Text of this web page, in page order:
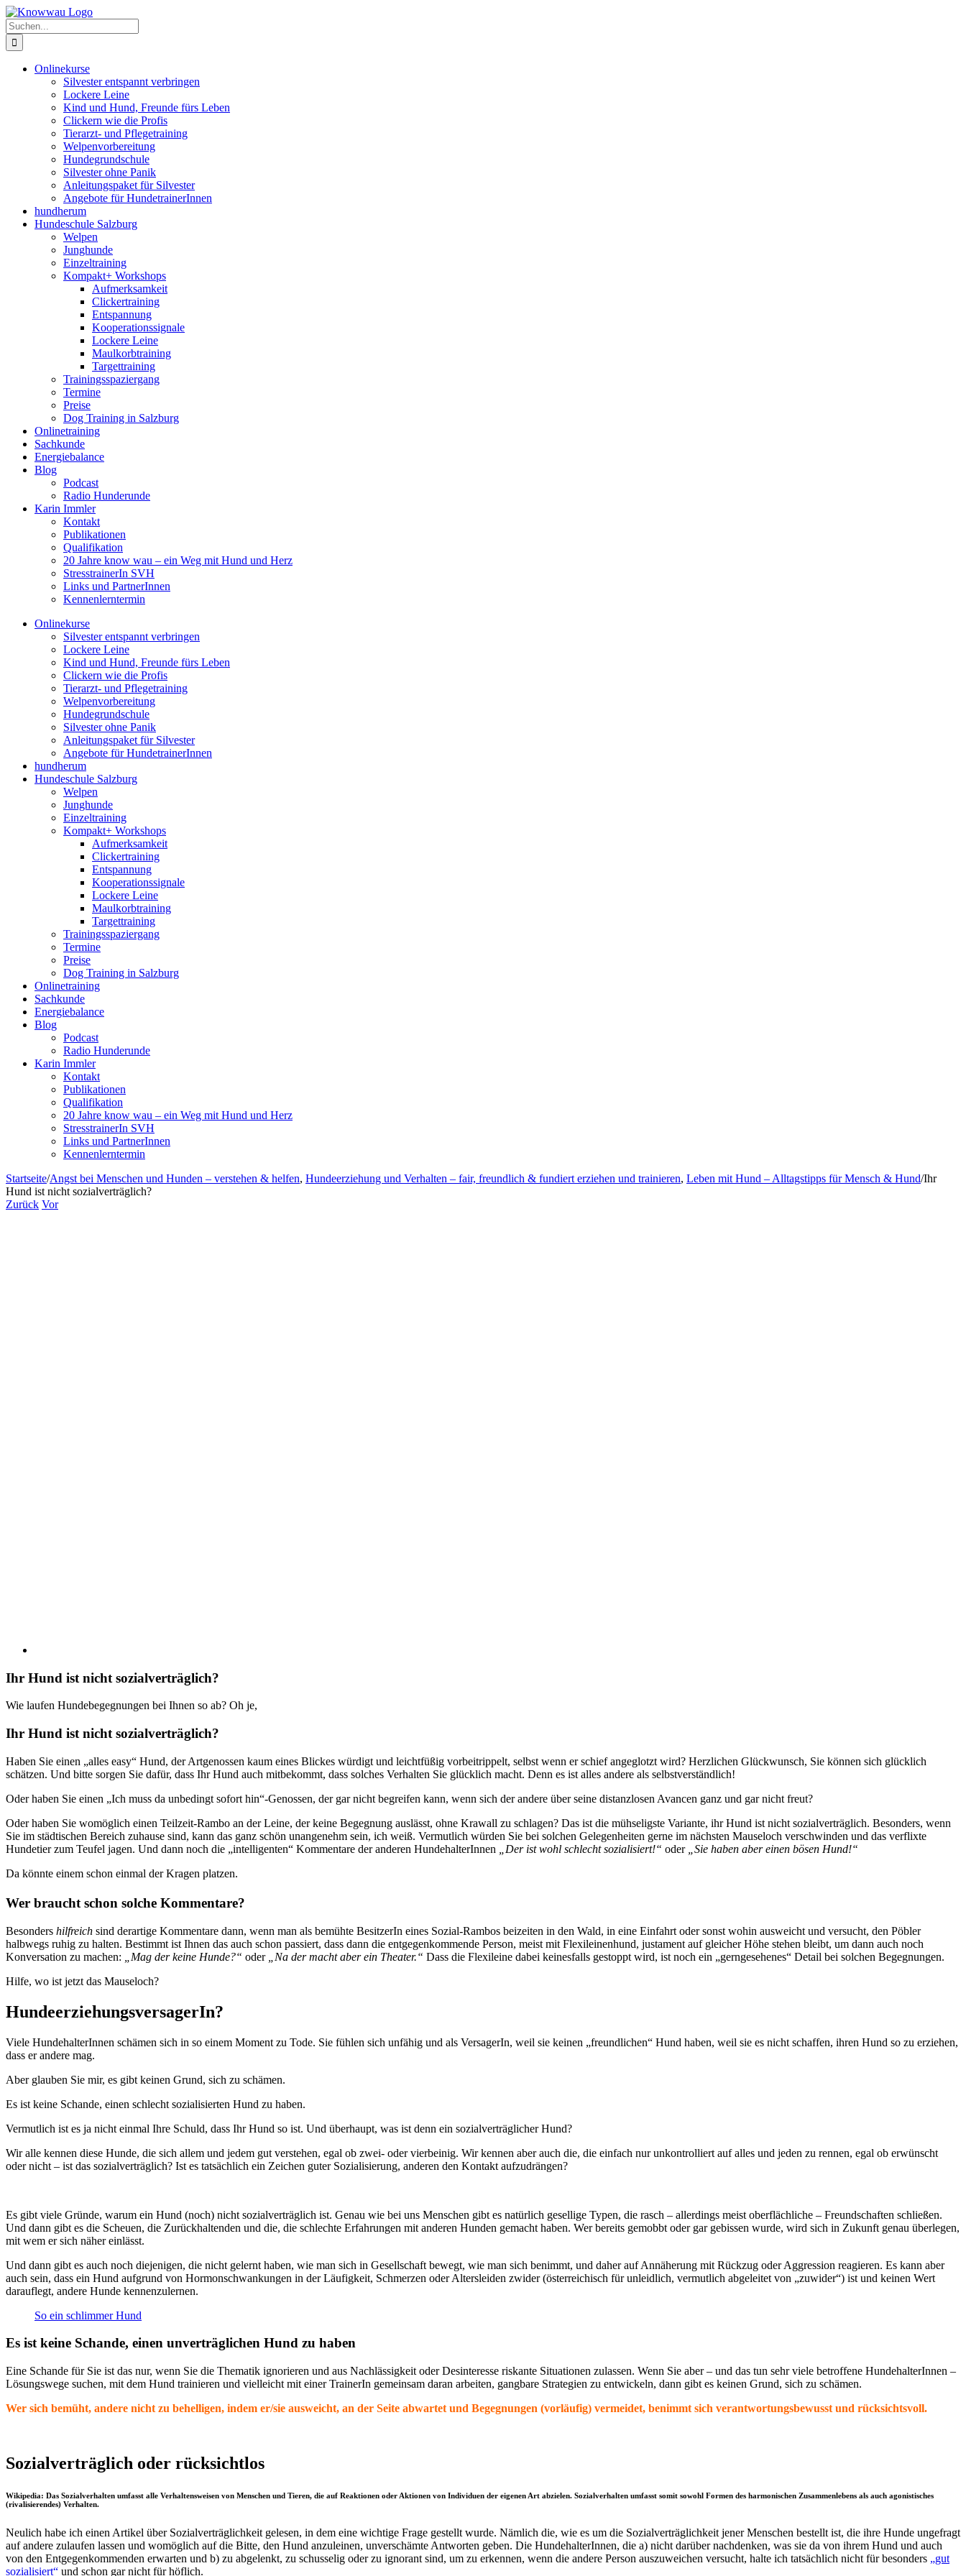
Zum
Inhalt
springen
Suche
nach:
Onlinekurse
Silvester entspannt verbringen
Lockere Leine
Kind und Hund, Freunde fürs Leben
Clickern wie die Profis
Tierarzt- und Pflegetraining
Welpenvorbereitung
Hundegrundschule
Silvester ohne Panik
Anleitungspaket für Silvester
Angebote für HundetrainerInnen
hundherum
Hundeschule Salzburg
Welpen
Junghunde
Einzeltraining
Kompakt+ Workshops
Aufmerksamkeit
Clickertraining
Entspannung
Kooperationssignale
Lockere Leine
Maulkorbtraining
Targettraining
Trainingsspaziergang
Termine
Preise
Dog Training in Salzburg
Onlinetraining
Sachkunde
Energiebalance
Blog
Podcast
Radio Hunderunde
Karin Immler
Kontakt
Publikationen
Qualifikation
20 Jahre know wau – ein Weg mit Hund und Herz
StresstrainerIn SVH
Links und PartnerInnen
Kennenlerntermin
Onlinekurse
Silvester entspannt verbringen
Lockere Leine
Kind und Hund, Freunde fürs Leben
Clickern wie die Profis
Tierarzt- und Pflegetraining
Welpenvorbereitung
Hundegrundschule
Silvester ohne Panik
Anleitungspaket für Silvester
Angebote für HundetrainerInnen
hundherum
Hundeschule Salzburg
Welpen
Junghunde
Einzeltraining
Kompakt+ Workshops
Aufmerksamkeit
Clickertraining
Entspannung
Kooperationssignale
Lockere Leine
Maulkorbtraining
Targettraining
Trainingsspaziergang
Termine
Preise
Dog Training in Salzburg
Onlinetraining
Sachkunde
Energiebalance
Blog
Podcast
Radio Hunderunde
Karin Immler
Kontakt
Publikationen
Qualifikation
20 Jahre know wau – ein Weg mit Hund und Herz
StresstrainerIn SVH
Links und PartnerInnen
Kennenlerntermin
Startseite/Angst bei Menschen und Hunden – verstehen & helfen, Hundeerziehung und Verhalten – fair, freundlich & fundiert erziehen und trainieren, Leben mit Hund – Alltagstipps für Mensch & Hund/Ihr
Hund ist nicht sozialverträglich?
Zurück Vor
Ihr Hund ist nicht sozialverträglich?
Wie laufen Hundebegegnungen bei Ihnen so ab? Oh je,
Ihr Hund ist nicht sozialverträglich?
Haben Sie einen „alles easy“ Hund, der Artgenossen kaum eines Blickes würdigt und leichtfüßig vorbeitrippelt, selbst wenn er schief angeglotzt wird? Herzlichen Glückwunsch, Sie können sich glücklich
schätzen. Und bitte sorgen Sie dafür, dass Ihr Hund auch mitbekommt, dass solches Verhalten Sie glücklich macht. Denn es ist alles andere als selbstverständlich!
Oder haben Sie einen „Ich muss da unbedingt sofort hin“-Genossen, der gar nicht begreifen kann, wenn sich der andere über seine distanzlosen Avancen ganz und gar nicht freut?
Oder haben Sie womöglich einen Teilzeit-Rambo an der Leine, der keine Begegnung auslässt, ohne Krawall zu schlagen? Das ist die mühseligste Variante, ihr Hund ist nicht sozialverträglich. Besonders, wenn
Sie im städtischen Bereich zuhause sind, kann das ganz schön unangenehm sein, ich weiß. Vermutlich würden Sie bei solchen Gelegenheiten gerne im nächsten Mauseloch verschwinden und das verflixte
Hundetier zum Teufel jagen. Und dann noch die „intelligenten“ Kommentare der anderen HundehalterInnen
„Der ist wohl schlecht sozialisiert!“ oder
„Sie haben aber einen bösen Hund!“
Da könnte einem schon einmal der Kragen platzen.
Wer braucht schon solche Kommentare?
Besonders hilfreich sind derartige Kommentare dann, wenn man als bemühte BesitzerIn eines Sozial-Rambos beizeiten in den Wald, in eine Einfahrt oder sonst wohin ausweicht und versucht, den Pöbler
halbwegs ruhig zu halten. Bestimmt ist Ihnen das auch schon passiert, dass dann die entgegenkommende Person, meist mit Flexileinenhund, justament auf gleicher Höhe stehen bleibt, um dann auch noch
Konversation zu machen:
„Mag der keine Hunde?“ oder „Na der macht aber ein Theater.“ Dass die Flexileine dabei keinesfalls gestoppt wird, ist noch ein „gerngesehenes“ Detail bei solchen Begegnungen.
Hilfe, wo ist jetzt das Mauseloch?
HundeerziehungsversagerIn?
Viele HundehalterInnen schämen sich in so einem Moment zu Tode. Sie fühlen sich unfähig und als VersagerIn, weil sie keinen „freundlichen“ Hund haben, weil sie es nicht schaffen, ihren Hund so zu erziehen,
dass er andere mag.
Aber glauben Sie mir, es gibt keinen Grund, sich zu schämen.
Es ist keine Schande, einen schlecht sozialisierten Hund zu haben.
Vermutlich ist es ja nicht einmal Ihre Schuld, dass Ihr Hund so ist. Und überhaupt, was ist denn ein sozialverträglicher Hund?
Wir alle kennen diese Hunde, die sich allem und jedem gut verstehen, egal ob zwei- oder vierbeinig. Wir kennen aber auch die, die einfach nur unkontrolliert auf alles und jeden zu rennen, egal ob erwünscht
oder nicht – ist das sozialverträglich? Ist es tatsächlich ein Zeichen guter Sozialisierung, anderen den Kontakt aufzudrängen?
Es gibt viele Gründe, warum ein Hund (noch) nicht sozialverträglich ist. Genau wie bei uns Menschen gibt es natürlich gesellige Typen, die rasch – allerdings meist oberflächliche – Freundschaften schließen.
Und dann gibt es die Scheuen, die Zurückhaltenden und die, die schlechte Erfahrungen mit anderen Hunden gemacht haben. Wer bereits gemobbt oder gar gebissen wurde, wird sich in Zukunft genau überlegen,
mit wem er sich näher einlässt.
Und dann gibt es auch noch diejenigen, die nicht gelernt haben, wie man sich in Gesellschaft bewegt, wie man sich benimmt, und daher auf Annäherung mit Rückzug oder Aggression reagieren. Es kann aber
auch sein, dass ein Hund aufgrund von Hormonschwankungen in der Läufigkeit, Schmerzen oder Altersleiden zwider (österreichisch für unleidlich, vermutlich abgeleitet von „zuwider“) ist und keinen Wert
darauflegt, andere Hunde kennenzulernen.
So ein schlimmer Hund
Es ist keine Schande, einen unverträglichen Hund zu haben
Eine Schande für Sie ist das nur, wenn Sie die Thematik ignorieren und aus Nachlässigkeit oder Desinteresse riskante Situationen zulassen. Wenn Sie aber – und das tun sehr viele betroffene HundehalterInnen –
Lösungswege suchen, mit dem Hund trainieren und vielleicht mit einer TrainerIn gemeinsam daran arbeiten, gangbare Strategien zu entwickeln, dann gibt es keinen Grund, sich zu schämen.
Wer sich bemüht, andere nicht zu behelligen, indem er/sie ausweicht, an der Seite abwartet und Begegnungen (vorläufig) vermeidet, benimmt sich verantwortungsbewusst und rücksichtsvoll.
Sozialverträglich oder rücksichtlos
Wikipedia: Das Sozialverhalten umfasst alle Verhaltensweisen von Menschen und Tieren, die auf Reaktionen oder Aktionen von Individuen der eigenen Art abzielen. Sozialverhalten umfasst somit sowohl Formen des harmonischen Zusammenlebens als auch agonistisches
(rivalisierendes) Verhalten.
Neulich habe ich einen Artikel über Sozialverträglichkeit gelesen, in dem eine wichtige Frage gestellt wurde. Nämlich die, wie es um die Sozialverträglichkeit jener Menschen bestellt ist, die ihre Hunde ungefragt
auf andere zulaufen lassen und womöglich auf die Bitte, den Hund anzuleinen, unverschämte Antworten geben. Die HundehalterInnen, die a) nicht darüber nachdenken, was sie da von ihrem Hund und auch
von den Entgegenkommenden erwarten und b) zu abgelenkt, zu schusselig oder zu ignorant sind, um zu erkennen, wenn die andere Person auszuweichen versucht, halte ich tatsächlich nicht für besonders „gut
sozialisiert“ und schon gar nicht für höflich.